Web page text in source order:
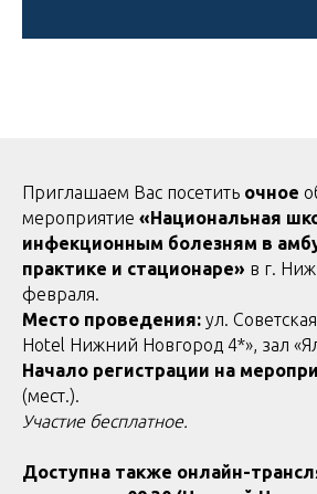
Приглашаем Вас посетить очное
мероприятие «Национальная
инфекционным болезням в
практике и стационаре» в г.
февраля.
Место проведения: ул.
Hotel Нижний Новгород 4*», зал
Начало регистрации на
(мест.).
Участие бесплатное.
Доступна также онлайн-